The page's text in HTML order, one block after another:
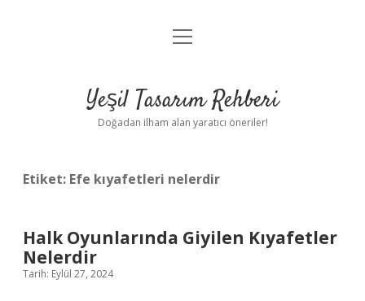
Anasayfa
Yasal Uyarı
menüyü
Yeşil Tasarım Rehberi
Doğadan ilham alan yaratıcı öneriler!
Etiket: Efe kıyafetleri nelerdir
Halk Oyunlarında Giyilen Kıyafetler
Nelerdir
Tarih: Eylül 27, 2024